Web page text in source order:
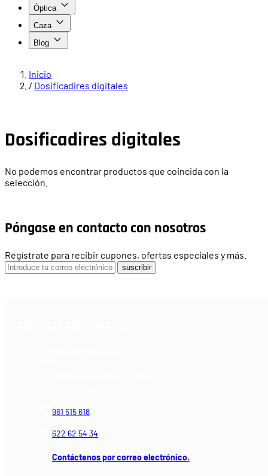
Óptica
Caza
Blog
Inicio
/ Dosificadires digitales
Dosificadires digitales
No podemos encontrar productos que coincida con la
selección.
Póngase en contacto con nosotros
Regístrate para recibir cupones, ofertas especiales y más.
suscribir
961 515 618
622 62 54 34
Contáctenos por correo electrónico.